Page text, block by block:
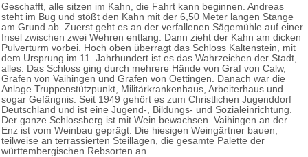
Geschafft, alle sitzen im Kahn, die Fahrt kann beginnen. Andreas
steht im Bug und stößt den Kahn mit der 6,50 Meter langen Stange
am Grund ab. Zuerst geht es an der verfallenen Sägemühle auf einer
Insel zwischen zwei Wehren entlang. Dann zieht der Kahn am dicken
Pulverturm vorbei. Hoch oben überragt das Schloss Kaltenstein, mit
dem Ursprung im 11. Jahrhundert ist es das Wahrzeichen der Stadt,
alles. Das Schloss ging durch mehrere Hände von Graf von Calw,
Grafen von Vaihingen und Grafen von Oettingen. Danach war die
Anlage Truppenstützpunkt, Militärkrankenhaus, Arbeiterhaus und
sogar Gefängnis. Seit 1949 gehört es zum Christlichen Jugenddorf
Deutschland und ist eine Jugend-, Bildungs- und Sozialeinrichtung.
Der ganze Schlossberg ist mit Wein bewachsen. Vaihingen an der
Enz ist vom Weinbau geprägt. Die hiesigen Weingärtner bauen,
teilweise an terrassierten Steillagen, die gesamte Palette der
württembergischen Rebsorten an.